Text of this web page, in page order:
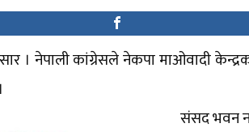
। नेपाली कांग्रेसले नेकपा माओवादी
संसद भवन